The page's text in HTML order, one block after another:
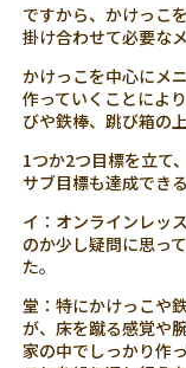
ですから、かけっこ
掛け合わせて必要な
かけっこを中心にメ
作っていくことによ
びや鉄棒、跳び箱の
1つか2つ目標を立て
サブ目標も達成でき
イ：オンラインレッ
のか少し疑問に思っ
た。
堂：特にかけっこや
が、床を蹴る感覚や
家の中でしっかり作